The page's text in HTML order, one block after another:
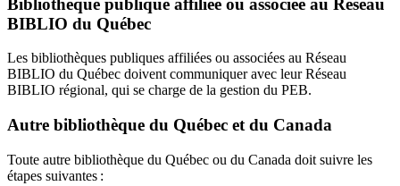
BIBLIO du Québec
Les bibliothèques publiques affiliées ou associées au Réseau
BIBLIO du Québec doivent communiquer avec leur Réseau
BIBLIO régional, qui se charge de la gestion du PEB.
Autre bibliothèque du Québec et du Canada
Toute autre bibliothèque du Québec ou du Canada doit suivre les
étapes suivantes :